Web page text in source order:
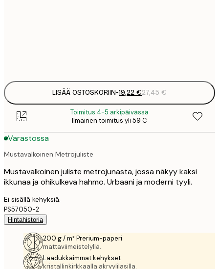
LISÄÄ OSTOSKORIIN-19,22 €27,45 €
Toimitus 4-5 arkipäivässä
Ilmainen toimitus yli 59 €
Varastossa
Mustavalkoinen Metrojuliste
Mustavalkoinen juliste metrojunasta, jossa näkyy kaksi
ikkunaa ja ohikulkeva hahmo. Urbaani ja moderni tyyli.
Ei sisällä kehyksiä.
PS57050-2
Hintahistoria
200 g / m² Prerium-paperi
mattaviimeistelyllä.
Laadukkaimmat kehykset
kristallinkirkkaalla akryylilasilla.